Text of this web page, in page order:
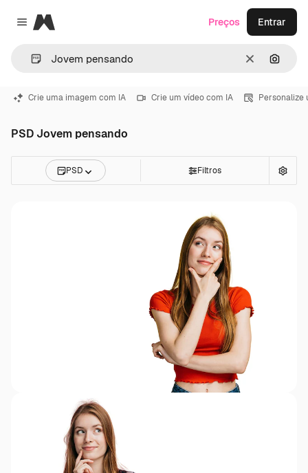
Close menu
Magnific
Limpar
Preços Entrar
Crie uma imagem com IA Crie um vídeo com IA Personalize
PSD Jovem pensando
PSD Filtros